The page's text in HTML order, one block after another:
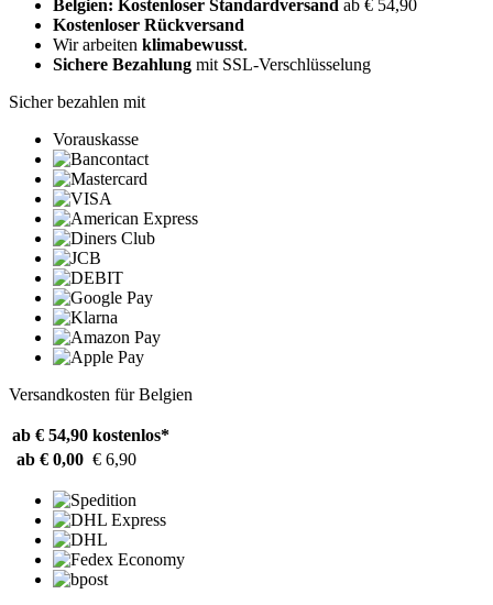
Belgien: Kostenloser Standardversand ab € 54,90
Kostenloser Rückversand
Wir arbeiten klimabewusst.
Sichere Bezahlung mit SSL-Verschlüsselung
Sicher bezahlen mit
Vorauskasse
Versandkosten für Belgien
ab € 54,90 kostenlos*
ab € 0,00 € 6,90